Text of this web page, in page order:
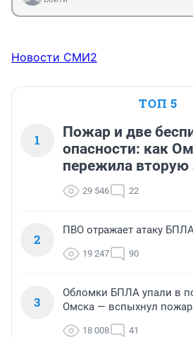
Новости СМИ2
ТОП 5
1
Пожар и две
опасности: как
пережила
29 546 22
2
ПВО отражает атаку
19 247 90
3
Обломки БПЛА упали в
Омска — вспыхнул пожар
18 008 41